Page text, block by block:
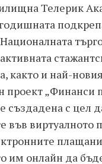
Телерик
както и най-
проект „Финанси
създадена с цел
във виртуалното
им онлайн да